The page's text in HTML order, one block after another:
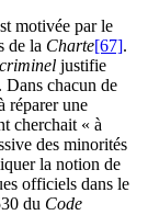
motivée par le
de la Charte[67].
justifie
. Dans chacun de
réparer une
cherchait « à
des minorités
la notion de
officiels dans le
du Code